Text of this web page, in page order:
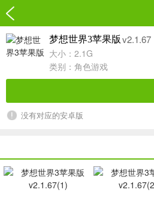
梦想世界3苹果版 v2.1.67
大小：2.1G
类别： 角色游戏
没有对应的安卓版